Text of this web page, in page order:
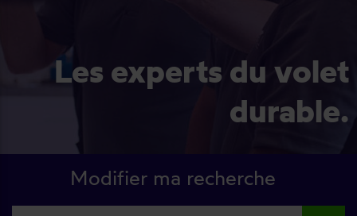
Les experts du volet
durable.
Modifier ma recherche